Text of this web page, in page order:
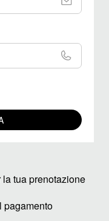
tua prenotazione
pagamento